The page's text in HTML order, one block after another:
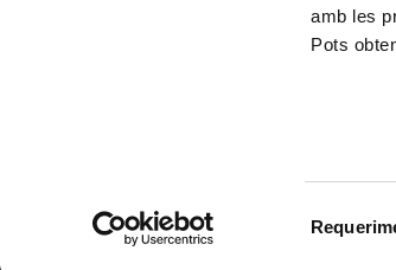
amb les
Pots